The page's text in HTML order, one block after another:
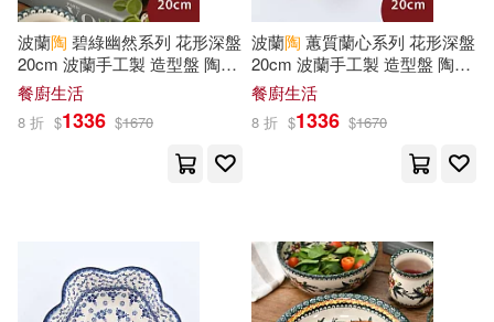
倉田三之路(32)
AIP-ROJECT(31)
FLIPFLOPs(30)
樹知文化(29) 王新年(29)
CBETA 財團法人佛教電子佛典基金
會(89)
ZERO ONE STYLE.inc(88)
江蘇美術出版社(88)
KADOKAWA(86)
波蘭陶 碧綠幽然系列 花形深盤
20cm 波蘭手工製 造型盤 陶瓷
盤 菜盤 水果盤 沙拉盤
餐廚生活
8 折 $1336 $1670
波蘭陶 蕙質蘭心系列 花形深盤
20cm 波蘭手工製 造型盤 陶瓷
盤 菜盤 水果盤 沙拉盤
餐廚生活
8 折 $1336 $1670